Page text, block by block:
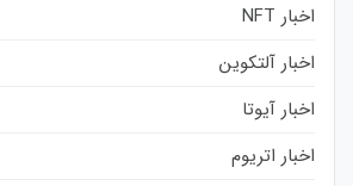
اخبار NFT
اخبار آلتکوین
اخبار آیوتا
اخبار اتریوم